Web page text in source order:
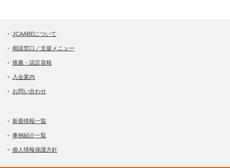
JCAABEについて
相談窓口／支援メニュー
推薦・認定資格
入会案内
お問い合わせ
新着情報一覧
事例紹介一覧
個人情報保護方針